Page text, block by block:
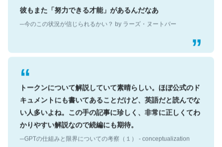
彼もまた「努力できる才能」があるんだなあ
─今のこの状況が信じられるかい？ by ラーズ・ヌートバー
トークンについて解説していて素晴らしい。ほぼ公式のド
キュメントにも書いてあることだけど、英語だと読んでな
い人多いよね。この手の記事に珍しく、非常に正しくてわ
かりやすい解説なので続編にも期待。
─GPTの仕組みと限界についての考察（１） - conceptualization